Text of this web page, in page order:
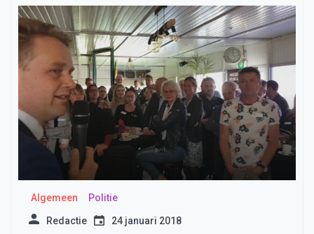
Algemeen Politie
Redactie 24 januari 2018